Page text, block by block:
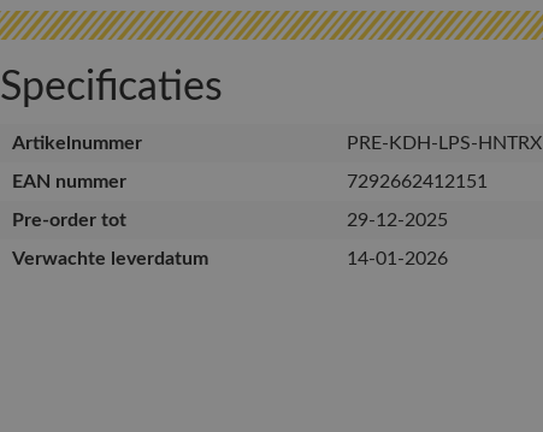
Specificaties
Artikelnummer
PRE-KDH-LPS-HNTRX
EAN nummer
7292662412151
Pre-order tot
29-12-2025
Verwachte leverdatum
14-01-2026